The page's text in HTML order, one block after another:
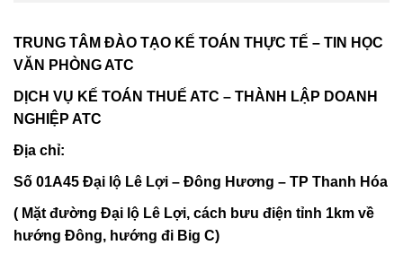
TRUNG TÂM ĐÀO TẠO KẾ TOÁN THỰC TẾ – TIN HỌC
VĂN PHÒNG ATC
DỊCH VỤ KẾ TOÁN THUẾ ATC – THÀNH LẬP DOANH
NGHIỆP ATC
Địa chỉ:
Số 01A45 Đại lộ Lê Lợi – Đông Hương – TP Thanh Hóa
( Mặt đường Đại lộ Lê Lợi, cách bưu điện tỉnh 1km về
hướng Đông, hướng đi Big C)